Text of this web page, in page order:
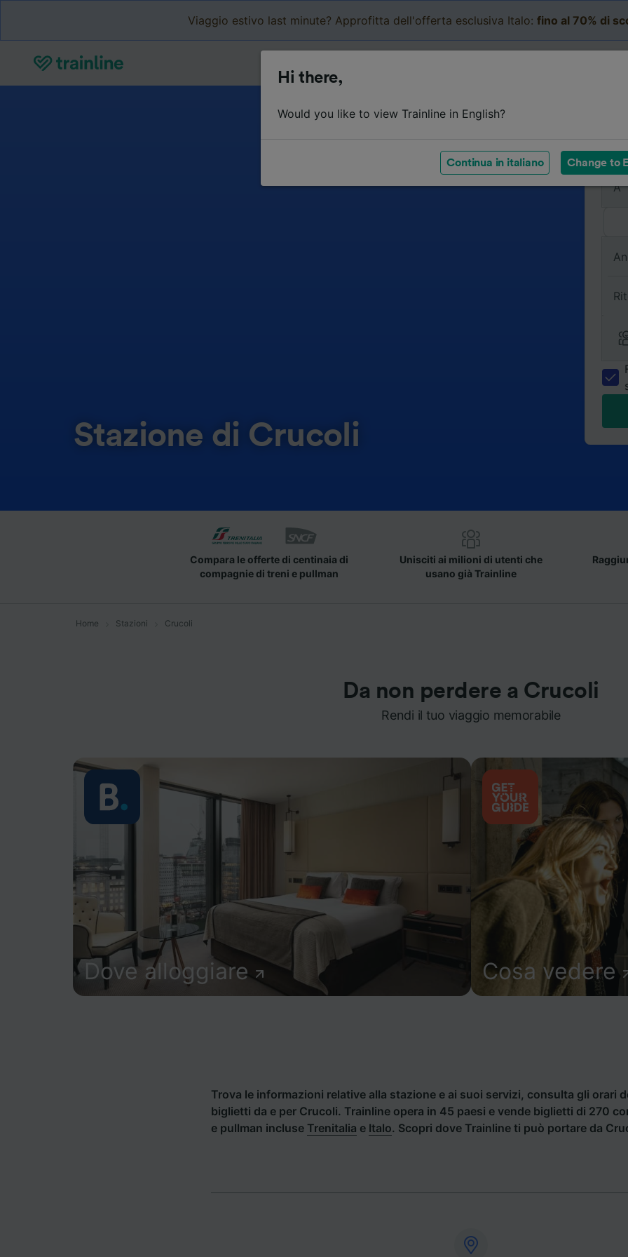
Viaggio estivo last minute? Approfitta dell'offerta esclusiva Italo: fino al 70% di
Stazione di Crucoli
Da
A
Compara le offerte di centinaia di
compagnie di treni e pullman
Unisciti ai milioni di utenti che
usano già Trainline
Home Stazioni Crucoli
Da non perdere a Crucoli
Rendi il tuo viaggio memorabile
Dove alloggiare Cosa vedere
Trova le informazioni relative alla stazione e ai suoi servizi, consulta gli orari
biglietti da e per Crucoli. Trainline opera in 45 paesi e vende biglietti di 270
e pullman incluse Trenitalia e Italo. Scopri dove Trainline ti può portare da
Hi there,
Would you like to view Trainline in English?
Continua in italiano Change to